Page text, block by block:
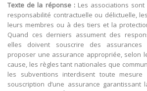
Texte de la réponse :Les associations sont
responsabilité contractuelle ou délictuelle,
leurs membres ou à des tiers et la
Quand ces derniers assument des
elles doivent souscrire des
proposer une assurance appropriée, selon
cause, les règles tant nationales que
les subventions interdisent toute mesure
souscription d’une assurance garantissant